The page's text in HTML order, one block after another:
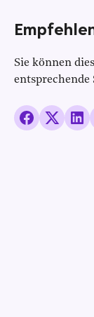
Sie können
entsprechende